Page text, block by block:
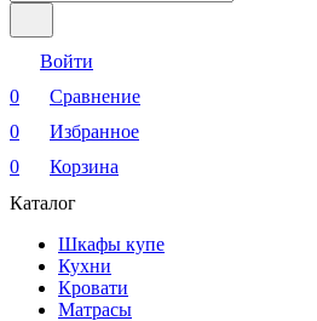
Войти
0
Сравнение
0
Избранное
0
Корзина
Каталог
Шкафы купе
Кухни
Кровати
Матрасы